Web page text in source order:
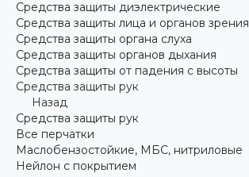
Средства защиты диэлектрические
Средства защиты лица и органов зрения
Средства защиты органа слуха
Средства защиты органов дыхания
Средства защиты от падения с высоты
Средства защиты рук
Назад
Средства защиты рук
Все перчатки
Маслобензостойкие, МБС, нитриловые
Нейлон с покрытием